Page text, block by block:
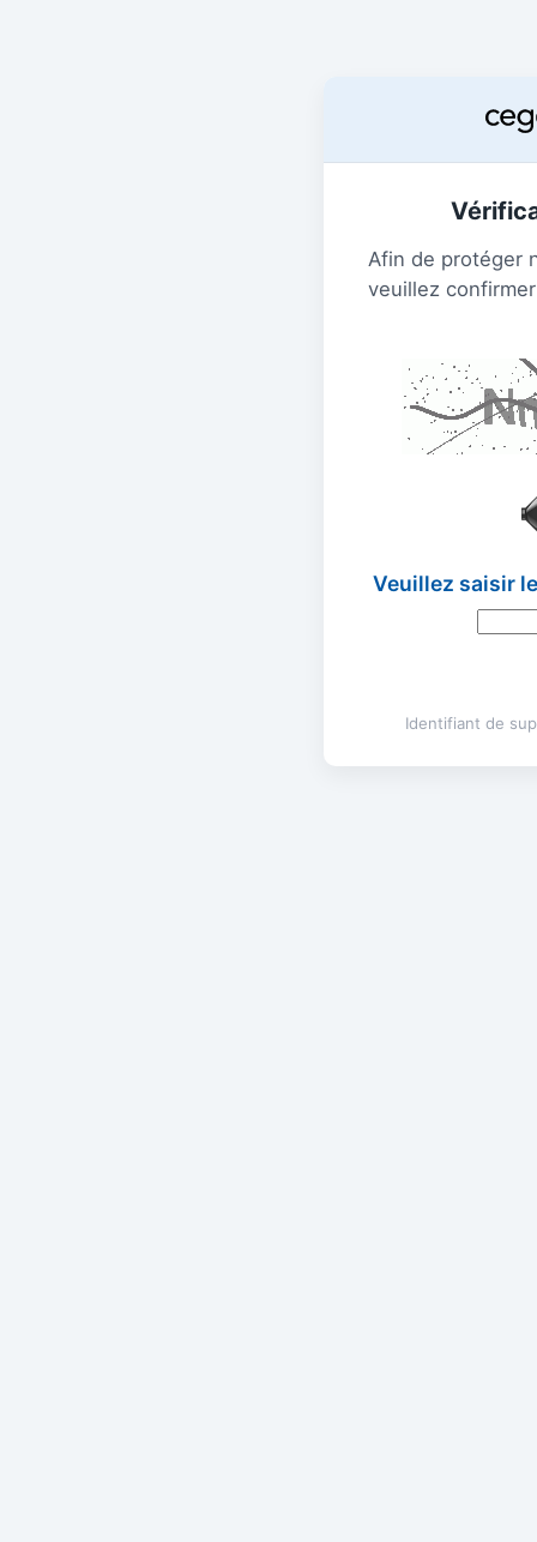
Afin de protéger
veuillez
Veuillez saisir
Identifiant de